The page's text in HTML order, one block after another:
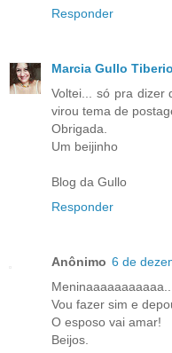
Responder
Marcia Gullo Tiberio
Voltei... só pra dizer
virou tema de
Obrigada.
Um beijinho
Blog da Gullo
Responder
Anônimo 6 de
Vou fazer sim e
O esposo vai amar!
Beijos.